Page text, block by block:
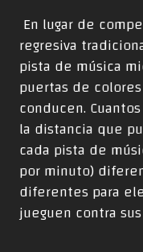
En lugar de
regresiva
pista de música
puertas de
conducen.
la distancia que
cada pista de
por minuto)
diferentes para
jueguen contra